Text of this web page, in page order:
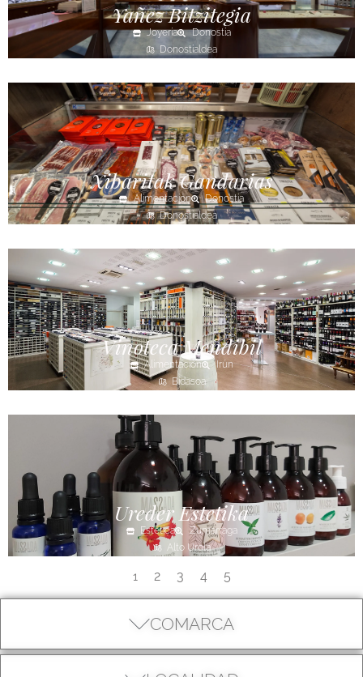
COMARCA
Yañez Bitzitegia
Joyería
Donostia
Donostialdea
Xibaritak Gandarias
Alimentación
Donostia
Donostialdea
Vinoteca Mendibil
Alimentación
Irún
Bidasoa
Ureder Estetika
Estética
Zumarraga
Alto Urola
1 2 3 4 5